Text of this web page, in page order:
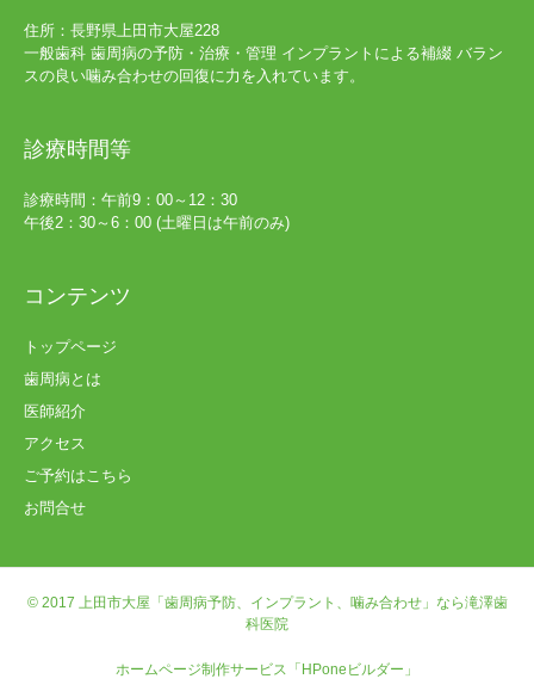
住所：長野県上田市大屋228
一般歯科 歯周病の予防・治療・管理 インプラントによる補綴 バラン
スの良い噛み合わせの回復に力を入れています。
診療時間等
診療時間：午前9：00～12：30
午後2：30～6：00 (土曜日は午前のみ)
コンテンツ
トップページ
歯周病とは
医師紹介
アクセス
ご予約はこちら
お問合せ
© 2017 上田市大屋「歯周病予防、インプラント、噛み合わせ」なら滝澤歯
科医院
ホームページ制作サービス「HPoneビルダー」